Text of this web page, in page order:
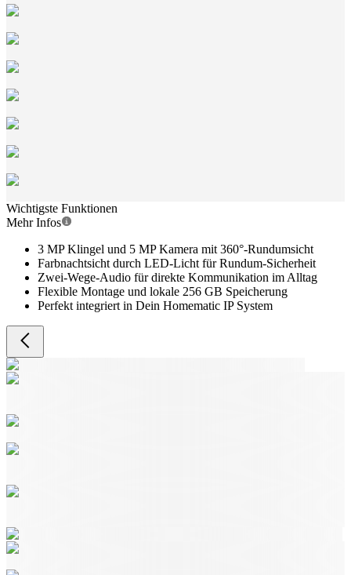
Wichtigste Funktionen
Mehr Infos
3 MP Klingel und 5 MP Kamera mit 360°-Rundumsicht
Farbnachtsicht durch LED-Licht für Rundum-Sicherheit
Zwei-Wege-Audio für direkte Kommunikation im Alltag
Flexible Montage und lokale 256 GB Speicherung
Perfekt integriert in Dein Homematic IP System